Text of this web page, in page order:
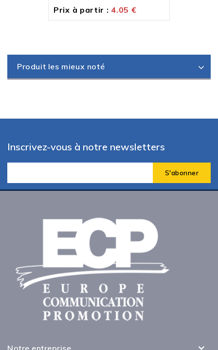
Prix à partir : 4.05 €
Produit les mieux noté
Inscrivez-vous à notre newsletters
Notre entreprise